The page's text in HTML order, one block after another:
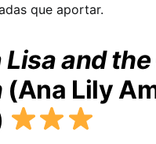
que aportar.
Lisa and
(Ana Lily